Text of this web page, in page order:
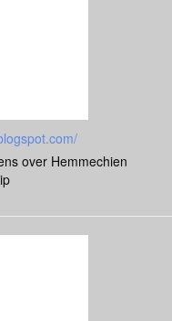
over Hemmechien